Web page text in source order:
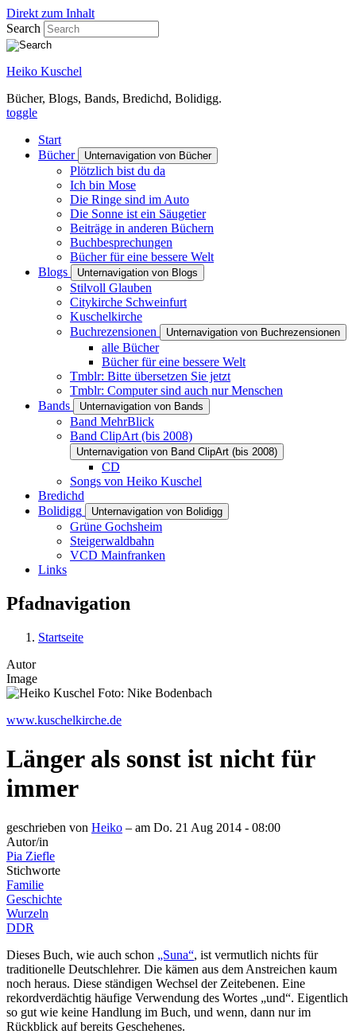
Direkt zum Inhalt
Search
Heiko Kuschel
Bücher, Blogs, Bands, Bredichd, Bolidigg.
toggle
Start
Bücher
Unternavigation von Bücher
Plötzlich bist du da
Ich bin Mose
Die Ringe sind im Auto
Die Sonne ist ein Säugetier
Beiträge in anderen Büchern
Buchbesprechungen
Bücher für eine bessere Welt
Blogs
Unternavigation von Blogs
Stilvoll Glauben
Citykirche Schweinfurt
Kuschelkirche
Buchrezensionen
Unternavigation von Buchrezensionen
alle Bücher
Bücher für eine bessere Welt
Tmblr: Bitte übersetzen Sie jetzt
Tmblr: Computer sind auch nur Menschen
Bands
Unternavigation von Bands
Band MehrBlick
Band ClipArt (bis 2008)
Unternavigation von Band ClipArt (bis 2008)
CD
Songs von Heiko Kuschel
Bredichd
Bolidigg
Unternavigation von Bolidigg
Grüne Gochsheim
Steigerwaldbahn
VCD Mainfranken
Links
Pfadnavigation
Startseite
Autor
Image
www.kuschelkirche.de
Länger als sonst ist nicht für
immer
geschrieben von Heiko – am Do. 21 Aug 2014 - 08:00
Autor/in
Pia Ziefle
Stichworte
Familie
Geschichte
Wurzeln
DDR
Dieses Buch, wie auch schon „Suna“, ist vermutlich nichts für
traditionelle Deutschlehrer. Die kämen aus dem Anstreichen kaum
noch heraus. Diese ständigen Wechsel der Zeitebenen. Eine
rekordverdächtig häufige Verwendung des Wortes „und“. Eigentlich
so gut wie keine Handlung im Buch, und wenn, dann nur im
Rückblick auf bereits Geschehenes.